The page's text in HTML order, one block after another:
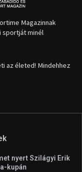
Magazinnak
sportját minél
az életed! Mindehhez
nyert Szilágyi Erik
kupán